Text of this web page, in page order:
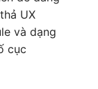
UX
và dạng
cục